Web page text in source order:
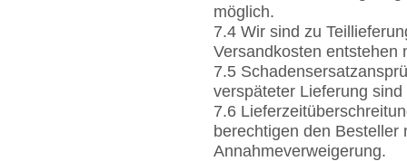
möglich.
7.4 Wir sind zu
Versandkosten entstehen
7.5
verspäteter Lieferung
7.6
berechtigen den Besteller
Annahmeverweigerung.